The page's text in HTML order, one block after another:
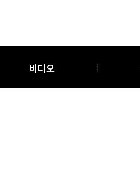
비디오 |